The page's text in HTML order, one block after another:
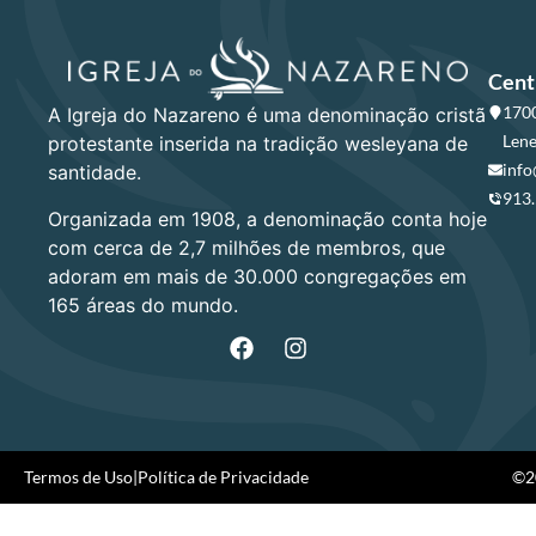
A Igreja do Nazareno é uma denominação cristã
protestante inserida na tradição wesleyana de
santidade.
Organizada em 1908, a denominação conta hoje
com cerca de 2,7 milhões de membros, que
adoram em mais de 30.000 congregações em
165 áreas do mundo.
Termos de Uso|Política de Privacidade